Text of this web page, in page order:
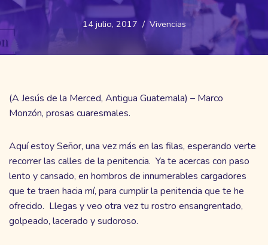
14 julio, 2017 Vivencias
(A Jesús de la Merced, Antigua Guatemala) – Marco
Monzón, prosas cuaresmales.
Aquí estoy Señor, una vez más en las filas, esperando verte
recorrer las calles de la penitencia. Ya te acercas con paso
lento y cansado, en hombros de innumerables cargadores
que te traen hacia mí, para cumplir la penitencia que te he
ofrecido. Llegas y veo otra vez tu rostro ensangrentado,
golpeado, lacerado y sudoroso.